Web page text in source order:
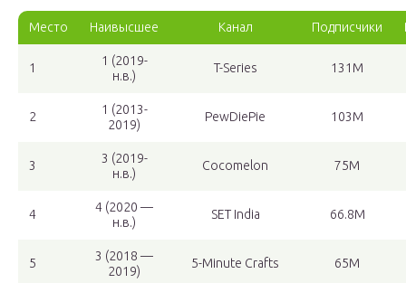
Место Наивысшее Канал Подписчики
1
1 (2019-
н.в.)
T-Series 131M
2
1 (2013-
2019)
PewDiePie 103M
3
3 (2019-
н.в.)
Cocomelon 75M
4
4 (2020 —
н.в.)
SET India 66.8M
5
3 (2018 —
2019)
5-Minute Crafts 65M